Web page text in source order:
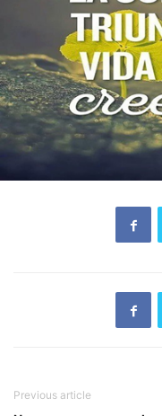
Previous article